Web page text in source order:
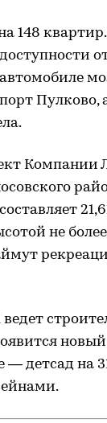
148
Пулково,
Компании
не более
— детсад на